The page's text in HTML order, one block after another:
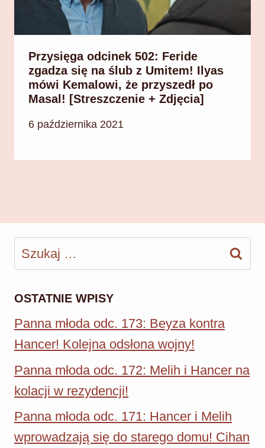
Przysięga odcinek 502: Feride
zgadza się na ślub z Umitem! Ilyas
mówi Kemalowi, że przyszedł po
Masal! [Streszczenie + Zdjęcia]
6 października 2021
Szukaj:
OSTATNIE WPISY
Panna młoda odc. 173: Beyza kontra
Hancer! Kolejna odsłona wojny!
Panna młoda odc. 172: Melih i Hancer na
kolacji w rezydencji!
Panna młoda odc. 171: Hancer i Melih
wprowadzają się do starego domu! Cihan